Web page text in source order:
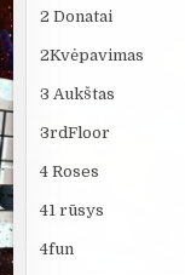
2 Donatai
2Kvėpavimas
3 Aukštas
3rdFloor
4 Roses
41 rūsys
4fun